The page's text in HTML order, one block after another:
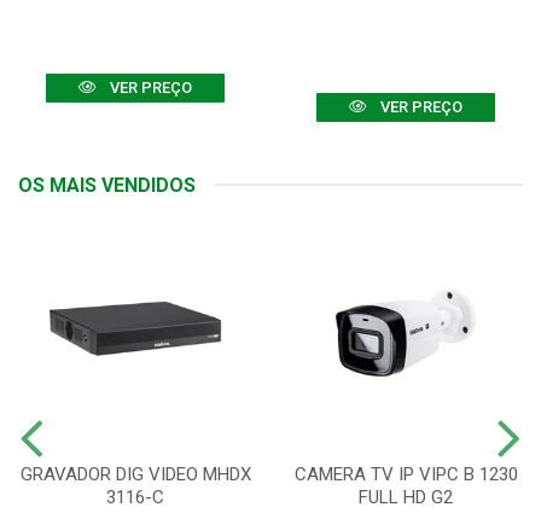
VER PREÇO
VER PREÇO
OS MAIS VENDIDOS
GRAVADOR DIG VIDEO MHDX
3116-C
CAMERA TV IP VIPC B 1230
FULL HD G2